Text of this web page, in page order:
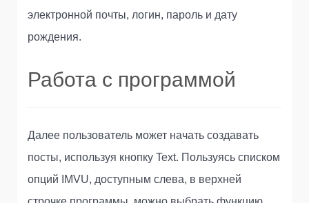
электронной почты, логин, пароль и дату
рождения.
Работа с программой
Далее пользователь может начать создавать
посты, используя кнопку Text. Пользуясь списком
опций IMVU, доступным слева, в верхней